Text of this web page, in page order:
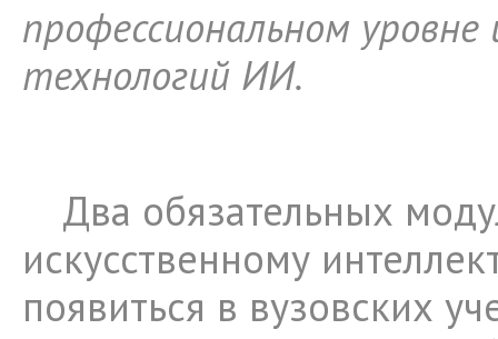
профессиональном уровне
технологий ИИ.
Два обязательных
искусственному
появиться в вузовских